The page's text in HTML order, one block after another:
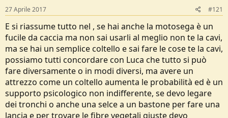
s
c
u
s
s
i
o
n
e
o
27 Aprile 2017 #121
E si riassume tutto nel , se hai anche la motosega è un
fucile da caccia ma non sai usarli al meglio non te la cavi,
ma se hai un semplice coltello e sai fare le cose te la cavi,
possiamo tutti concordare con Luca che tutto si può
fare diversamente o in modi diversi, ma avere un
attrezzo come un coltello aumenta le probabilità ed è un
supporto psicologico non indifferente, se devo legare
dei tronchi o anche una selce a un bastone per fare una
lancia e per trovare le fibre vegetali giuste devo